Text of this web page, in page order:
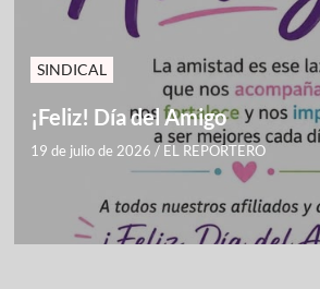
SINDICAL
¡Feliz! Día del Amigo
19 de julio de 2026 / EL REPORTERO